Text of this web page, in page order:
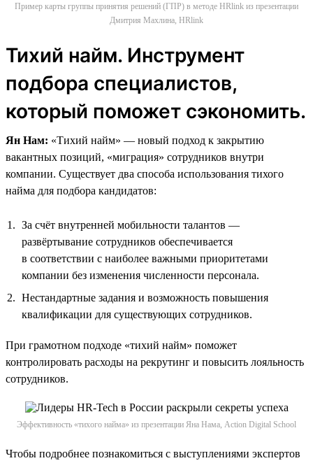
Пример карты группы принятия решений (ГПР) в методе HRlink из презентации
Дмитрия Махлина, HRlink
Тихий найм. Инструмент
подбора специалистов,
который поможет сэкономить.
Ян Нам: «Тихий найм» — новый подход к закрытию
вакантных позиций, «миграция» сотрудников внутри
компании. Существует два способа использования тихого
найма для подбора кандидатов:
За счёт внутренней мобильности талантов —
развёртывание сотрудников обеспечивается
в соответствии с наиболее важными приоритетами
компании без изменения численности персонала.
Нестандартные задания и возможность повышения
квалификации для существующих сотрудников.
При грамотном подходе «тихий найм» поможет
контролировать расходы на рекрутинг и повысить лояльность
сотрудников.
Эффективность «тихого найма» из презентации Яна Нама, Action Digital School
Чтобы подробнее познакомиться с выступлениями экспертов